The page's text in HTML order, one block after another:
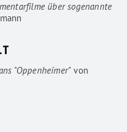
über sogenannte
"Oppenheimer" von